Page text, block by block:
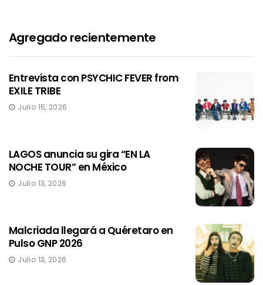
Agregado recientemente
Entrevista con PSYCHIC FEVER from
EXILE TRIBE
Julio 15, 2026
LAGOS anuncia su gira “EN LA
NOCHE TOUR” en México
Julio 13, 2026
Malcriada llegará a Quéretaro en
Pulso GNP 2026
Julio 13, 2026